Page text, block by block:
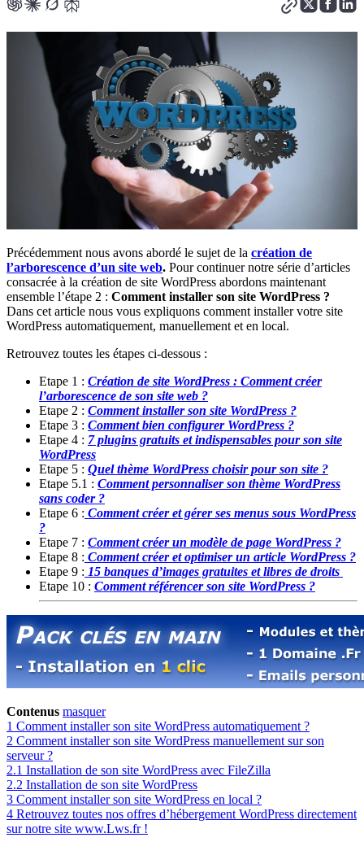
Précédemment nous avons abordé le sujet de la création de
l’arborescence d’un site web. Pour continuer notre série d’articles
consacrée à la création de site WordPress abordons maintenant
ensemble l’étape 2 : Comment installer son site WordPress ?
Dans cet article nous vous expliquons comment installer votre site
WordPress automatiquement, manuellement et en local.
Retrouvez toutes les étapes ci-dessous :
Etape 1 : Création de site WordPress : Comment créer
l’arborescence de son site web ?
Etape 2 : Comment installer son site WordPress ?
Etape 3 : Comment bien configurer WordPress ?
Etape 4 : 7 plugins gratuits et indispensables pour son site
WordPress
Etape 5 : Quel thème WordPress choisir pour son site ?
Etape 5.1 : Comment personnaliser son thème WordPress
sans coder ?
Etape 6 : Comment créer et gérer ses menus sous WordPress
?
Etape 7 : Comment créer un modèle de page WordPress ?
Etape 8 : Comment créer et optimiser un article WordPress ?
Etape 9 : 15 banques d’images gratuites et libres de droits
Etape 10 : Comment référencer son site WordPress ?
Contenus masquer
1 Comment installer son site WordPress automatiquement ?
2 Comment installer son site WordPress manuellement sur son
serveur ?
2.1 Installation de son site WordPress avec FileZilla
2.2 Installation de son site WordPress
3 Comment installer son site WordPress en local ?
4 Retrouvez toutes nos offres d’hébergement WordPress directement
sur notre site www.Lws.fr !